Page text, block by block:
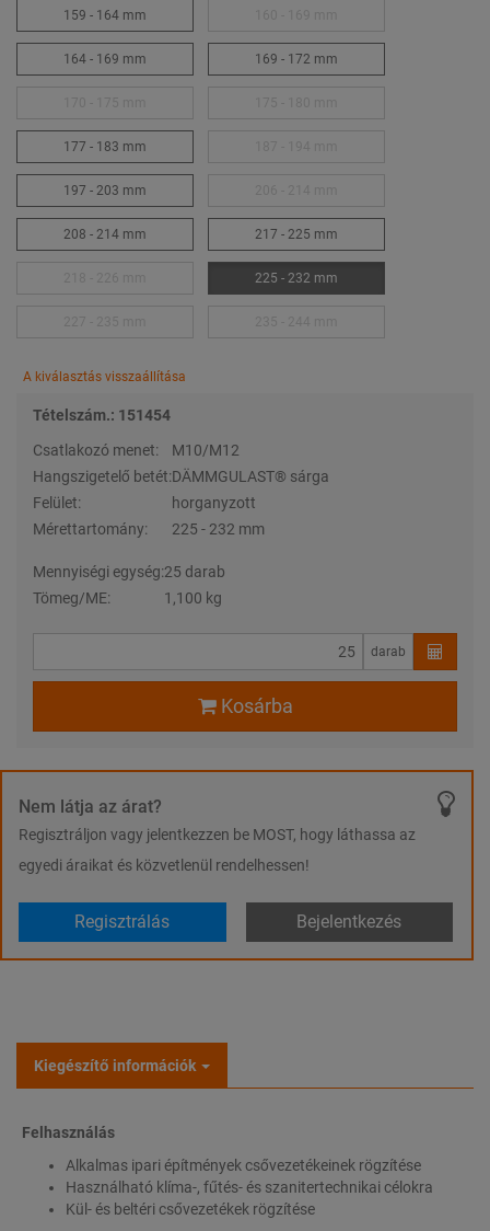
159 - 164 mm
164 - 169 mm 169 - 172 mm
177 - 183 mm
197 - 203 mm
208 - 214 mm 217 - 225 mm
225 - 232 mm
A kiválasztás visszaállítása
Tételszám.: 151454
Csatlakozó menet:
M10/M12
Hangszigetelő betét:DÄMMGULAST® sárga
Felület:
horganyzott
Mérettartomány:
225 - 232 mm
Mennyiségi egység:25 darab
Tömeg/ME:
1,100 kg
darab
Kosárba
Nem látja az árat?
Regisztráljon vagy jelentkezzen be MOST, hogy láthassa az
egyedi áraikat és közvetlenül rendelhessen!
Regisztrálás Bejelentkezés
Kiegészítő információk
Felhasználás
Alkalmas ipari építmények csővezetékeinek rögzítése
Használható klíma-, fűtés- és szanitertechnikai célokra
Kül- és beltéri csővezetékek rögzítése